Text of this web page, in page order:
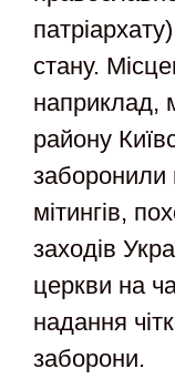
стану.
наприклад,
району
заборонили
мітингів,
заходів
церкви на
надання
заборони.